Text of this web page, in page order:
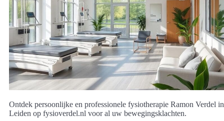
Ontdek persoonlijke en professionele fysiotherapie Ramon Verdel in
Leiden op fysioverdel.nl voor al uw bewegingsklachten.